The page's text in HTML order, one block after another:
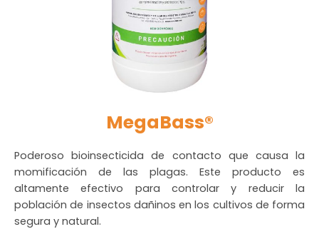
MegaBass®
Poderoso bioinsecticida de contacto que causa la
momificación de las plagas. Este producto es
altamente efectivo para controlar y reducir la
población de insectos dañinos en los cultivos de forma
segura y natural.